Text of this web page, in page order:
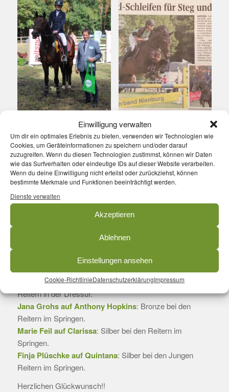
Einwilligung verwalten
Um dir ein optimales Erlebnis zu bieten, verwenden wir Technologien wie
Cookies, um Geräteinformationen zu speichern und/oder darauf
zuzugreifen. Wenn du diesen Technologien zustimmst, können wir Daten
wie das Surfverhalten oder eindeutige IDs auf dieser Website verarbeiten.
Wenn du deine Einwilligung nicht erteilst oder zurückziehst, können
bestimmte Merkmale und Funktionen beeinträchtigt werden.
Dienste verwalten
Akzeptieren
Ablehnen
Einstellungen ansehen
Cookie-RichtlinieDatenschutzerklärungImpressum
Kreismeisterschaft in Steyerberg
2. September 2018
Unsere Einzelreiter waren am Wochenende sehr
erfolgreich auf den Kreismeisterschaften in Steyerberg
Ailina Steg auf Tedesco: Silber bei den Junioren
Lea Kracke auf Cocowääh: Silber bei den Jungen
Reitern in der Dressur.
Jana Grohs auf Anthony Hopkins: Bronze bei den
Reitern im Springen.
Marie Feil auf Clarissa: Silber bei den Reitern im
Springen.
Finja Plüschke auf Quintana: Silber bei den Jungen
Reitern im Springen.
Herzlichen Glückwunsch!!